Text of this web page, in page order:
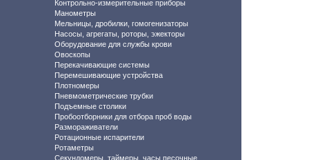
Контрольно-измерительные приборы
Манометры
Мельницы, дробилки, гомогенизаторы
Насосы, агрегаты, роторы, эжекторы
Оборудование для службы крови
Овоскопы
Перекачивающие системы
Перемешивающие устройства
Плотномеры
Пневмометрические трубки
Подъемные столики
Пробоотборники для отбора проб воды
Размораживатели
Ротационные испарители
Ротаметры
Секундомеры, таймеры, часы песочные